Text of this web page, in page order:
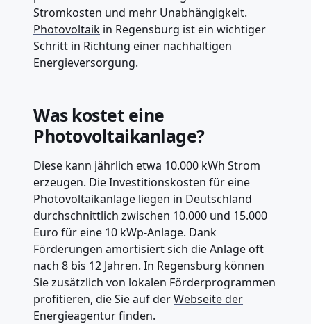
Stromkosten und mehr Unabhängigkeit.
Photovoltaik in Regensburg ist ein wichtiger
Schritt in Richtung einer nachhaltigen
Energieversorgung.
Was kostet eine
Photovoltaikanlage?
Diese kann jährlich etwa 10.000 kWh Strom
erzeugen. Die Investitionskosten für eine
Photovoltaikanlage liegen in Deutschland
durchschnittlich zwischen 10.000 und 15.000
Euro für eine 10 kWp-Anlage. Dank
Förderungen amortisiert sich die Anlage oft
nach 8 bis 12 Jahren. In Regensburg können
Sie zusätzlich von lokalen Förderprogrammen
profitieren, die Sie auf derWebseite der
Energieagenturfinden.